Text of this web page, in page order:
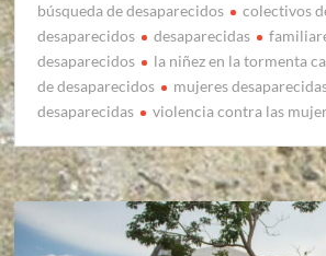
búsqueda de desaparecidos
colectivos
desaparecidos
desaparecidas
desaparecidos
la niñez en la tormenta
de desaparecidos
mujeres
desaparecidas
violencia contra las